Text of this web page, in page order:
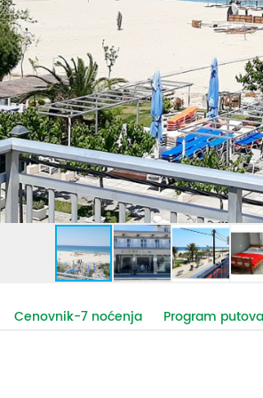
Cenovnik-7 noćenja Program